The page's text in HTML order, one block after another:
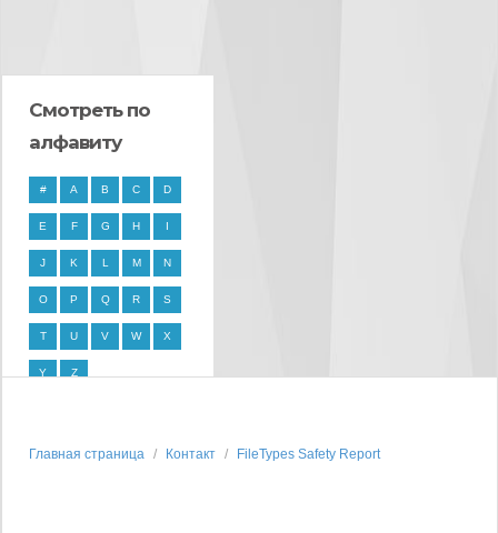
Смотреть по
алфавиту
# A B C D
E F G H I
J K L M N
O P Q R S
T U V W X
Y Z
Главная страница Контакт FileTypes Safety Report